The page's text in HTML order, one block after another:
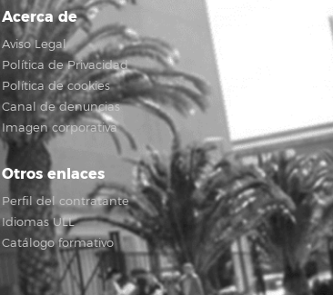
Acerca de
Aviso Legal
Política de Privacidad
Política de cookies
Canal de denuncias
Imagen corporativa
Otros enlaces
Perfil del contratante
Idiomas ULL
Catálogo formativo